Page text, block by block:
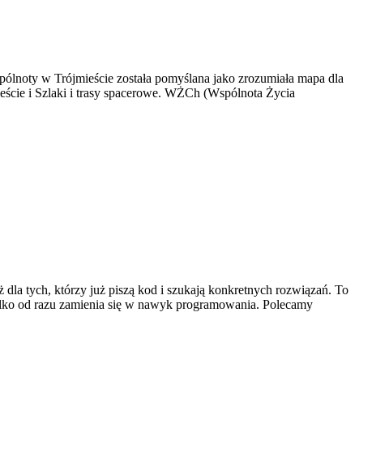
w Trójmieście została pomyślana jako zrozumiała mapa dla
i Szlaki i trasy spacerowe. WŻCh (Wspólnota Życia
dla tych, którzy już piszą kod i szukają konkretnych rozwiązań. To
od razu zamienia się w nawyk programowania. Polecamy